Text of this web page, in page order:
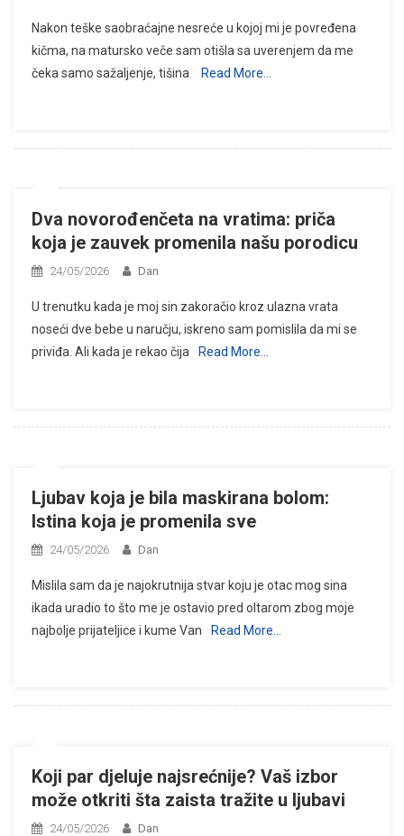
Nakon teške saobraćajne nesreće u kojoj mi je povređena
kičma, na matursko veče sam otišla sa uverenjem da me
čeka samo sažaljenje, tišina
Read More…
Dva novorođenčeta na vratima: priča
koja je zauvek promenila našu porodicu
24/05/2026 Dan
U trenutku kada je moj sin zakoračio kroz ulazna vrata
noseći dve bebe u naručju, iskreno sam pomislila da mi se
priviđa. Ali kada je rekao čija
Read More…
Ljubav koja je bila maskirana bolom:
Istina koja je promenila sve
24/05/2026 Dan
Mislila sam da je najokrutnija stvar koju je otac mog sina
ikada uradio to što me je ostavio pred oltarom zbog moje
najbolje prijateljice i kume Van
Read More…
Koji par djeluje najsrećnije? Vaš izbor
može otkriti šta zaista tražite u ljubavi
24/05/2026 Dan